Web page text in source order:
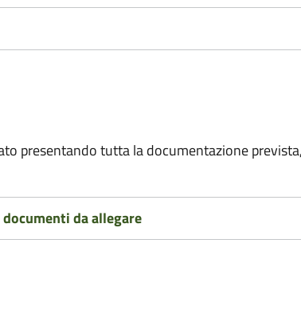
presentando tutta la documentazione
da allegare